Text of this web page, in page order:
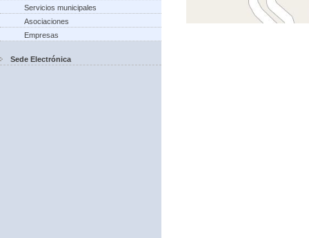
Servicios municipales
Asociaciones
Empresas
Sede Electrónica